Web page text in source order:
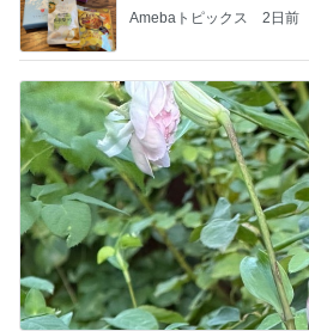
Amebaトピックス 2日前